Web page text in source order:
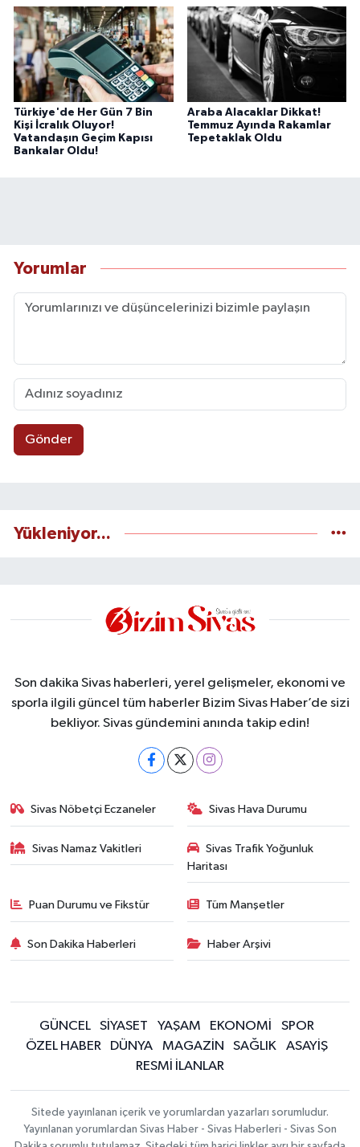
Türkiye'de Her Gün 7 Bin
Kişi İcralık Oluyor!
Vatandaşın Geçim Kapısı
Bankalar Oldu!
Araba Alacaklar Dikkat!
Temmuz Ayında Rakamlar
Tepetaklak Oldu
Yorumlar
Gönder
Yükleniyor...
Son dakika Sivas haberleri, yerel gelişmeler, ekonomi ve
sporla ilgili güncel tüm haberler Bizim Sivas Haber’de sizi
bekliyor. Sivas gündemini anında takip edin!
Sivas Nöbetçi Eczaneler Sivas Hava Durumu
Sivas Namaz Vakitleri
Sivas Trafik Yoğunluk
Haritası
Puan Durumu ve Fikstür Tüm Manşetler
Son Dakika Haberleri Haber Arşivi
GÜNCEL SİYASET YAŞAM EKONOMİ
SPOR
ÖZEL HABER
DÜNYA MAGAZİN SAĞLIK
ASAYİŞ
RESMİ İLANLAR
Sitede yayınlanan içerik ve yorumlardan yazarları sorumludur.
Yayınlanan yorumlardan Sivas Haber - Sivas Haberleri - Sivas Son